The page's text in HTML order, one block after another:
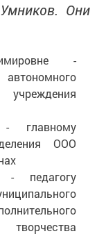
Они
-
учреждения
- главному
ООО
- педагогу